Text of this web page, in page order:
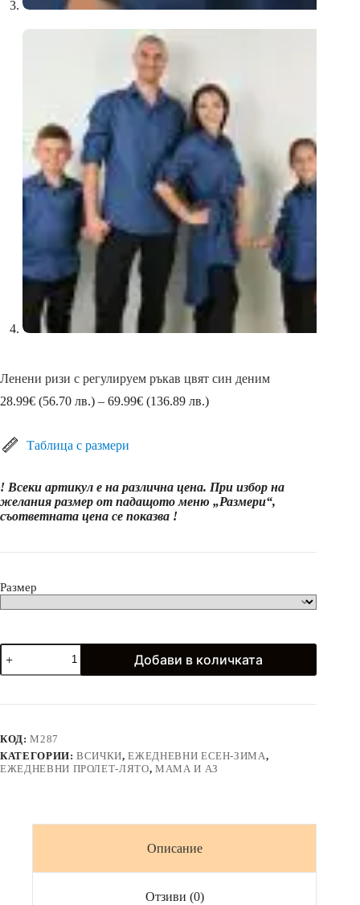
Ленени ризи с регулируем ръкав цвят син деним
28.99€ (56.70 лв.) – 69.99€ (136.89 лв.)Price
69.99€
(136.89
Таблица с размери
! Всеки артикул е на различна цена. При избор на
желания размер от падащото меню „Размери“,
съответната цена се показва !
Размер
количество
за
Ленени
с
цвят
син
деним
Добави в количката
КОД:M287
КАТЕГОРИИ:ВСИЧКИ,ЕЖЕДНЕВНИ ЕСЕН-ЗИМА,
ЕЖЕДНЕВНИ ПРОЛЕТ-ЛЯТО, МАМА И АЗ
Описание
Отзиви (0)